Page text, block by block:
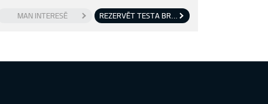
MAN INTERESĒ REZERVĒT TESTA BRAUCIENU